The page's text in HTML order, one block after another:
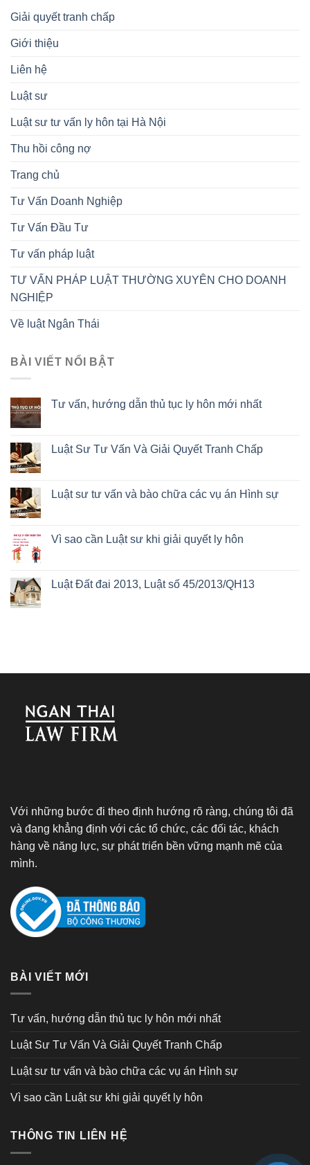
Giải quyết tranh chấp
Giới thiệu
Liên hệ
Luật sư
Luật sư tư vấn ly hôn tại Hà Nội
Thu hồi công nợ
Trang chủ
Tư Vấn Doanh Nghiệp
Tư Vấn Đầu Tư
Tư vấn pháp luật
TƯ VẤN PHÁP LUẬT THƯỜNG XUYÊN CHO DOANH
NGHIỆP
Về luật Ngân Thái
BÀI VIẾT NỔI BẬT
Tư vấn, hướng dẫn thủ tục ly hôn mới nhất
Luật Sư Tư Vấn Và Giải Quyết Tranh Chấp
Luật sư tư vấn và bào chữa các vụ án Hình sự
Vì sao cần Luật sư khi giải quyết ly hôn
Luật Đất đai 2013, Luật số 45/2013/QH13
Với những bước đi theo định hướng rõ ràng, chúng tôi đã
và đang khẳng định với các tổ chức, các đối tác, khách
hàng về năng lực, sự phát triển bền vững mạnh mẽ của
mình.
BÀI VIẾT MỚI
Tư vấn, hướng dẫn thủ tục ly hôn mới nhất
Luật Sư Tư Vấn Và Giải Quyết Tranh Chấp
Luật sư tư vấn và bào chữa các vụ án Hình sự
Vì sao cần Luật sư khi giải quyết ly hôn
THÔNG TIN LIÊN HỆ